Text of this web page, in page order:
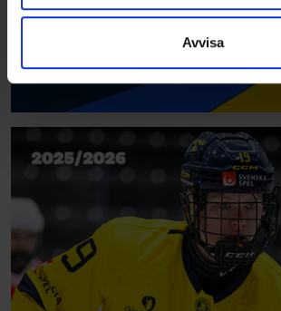
samlat in när du har använt deras tjänster.
Avvisa